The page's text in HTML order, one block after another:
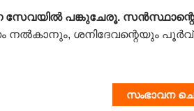
സേവയിൽ പങ്കുചേരൂ.
നൽകാനും, ശനിദേവന്റെയും
സംഭാവന